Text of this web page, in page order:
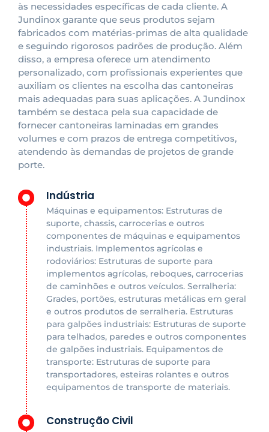
às necessidades específicas de cada cliente. A
Jundinox garante que seus produtos sejam
fabricados com matérias-primas de alta qualidade
e seguindo rigorosos padrões de produção. Além
disso, a empresa oferece um atendimento
personalizado, com profissionais experientes que
auxiliam os clientes na escolha das cantoneiras
mais adequadas para suas aplicações. A Jundinox
também se destaca pela sua capacidade de
fornecer cantoneiras laminadas em grandes
volumes e com prazos de entrega competitivos,
atendendo às demandas de projetos de grande
porte.
Indústria
Máquinas e equipamentos: Estruturas de
suporte, chassis, carrocerias e outros
componentes de máquinas e equipamentos
industriais. Implementos agrícolas e
rodoviários: Estruturas de suporte para
implementos agrícolas, reboques, carrocerias
de caminhões e outros veículos. Serralheria:
Grades, portões, estruturas metálicas em geral
e outros produtos de serralheria. Estruturas
para galpões industriais: Estruturas de suporte
para telhados, paredes e outros componentes
de galpões industriais. Equipamentos de
transporte: Estruturas de suporte para
transportadores, esteiras rolantes e outros
equipamentos de transporte de materiais.
Construção Civil